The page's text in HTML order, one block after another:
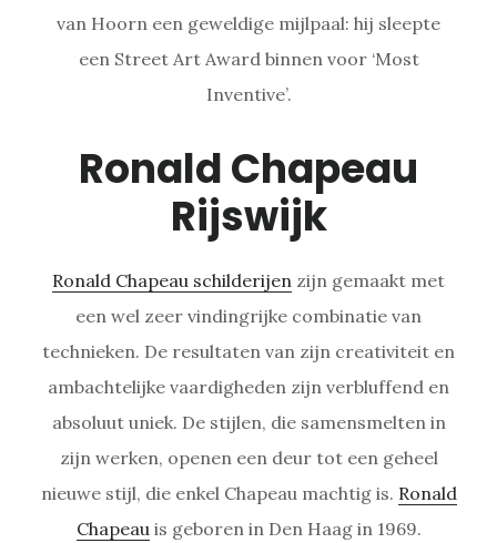
van Hoorn een geweldige mijlpaal: hij sleepte
een Street Art Award binnen voor ‘Most
Inventive’.
Ronald Chapeau
Rijswijk
Ronald Chapeau schilderijen zijn gemaakt met
een wel zeer vindingrijke combinatie van
technieken. De resultaten van zijn creativiteit en
ambachtelijke vaardigheden zijn verbluffend en
absoluut uniek. De stijlen, die samensmelten in
zijn werken, openen een deur tot een geheel
nieuwe stijl, die enkel Chapeau machtig is. Ronald
Chapeau is geboren in Den Haag in 1969.